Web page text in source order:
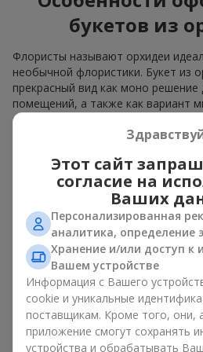
букетов из
Флористы называют орхидеи
необычной флористики. Букет из
прекрасный вид как моно
помещений, а также как вариант
который сохраняет свою
Благодаря своей структуре
композиции в классическом,
современном стиле. Букет из
как в камерных, так и в
роскошные соцветия легко
элементом композиции. В
сорта растений различается и
это, прежде чем заказать букет из
Кому дарят
Букет из орхидей универсален и
Этот сайт
согласие на
Ваших
Персонализированная
аналитика, определение
Хранение и/или доступ к
Вашем устройстве
Информация с Вашего
cookie и уникальные
поставщикам. Кроме того, они,
приложение смогут сохранять
устройства и обрабатывать